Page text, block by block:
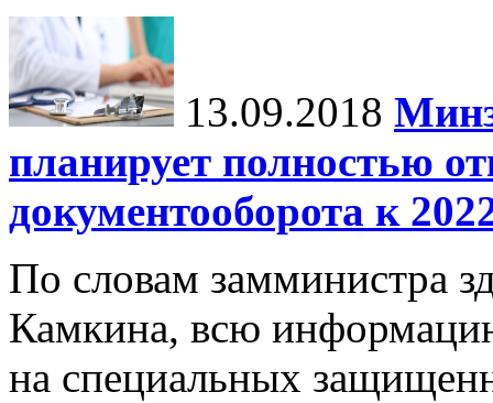
13.09.2018
планирует полностью
документооборота к
По словам замминистра
Камкина, всю
на специальных